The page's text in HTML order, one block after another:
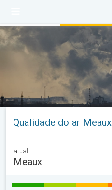
Qualidade do ar Meaux
atual
Meaux